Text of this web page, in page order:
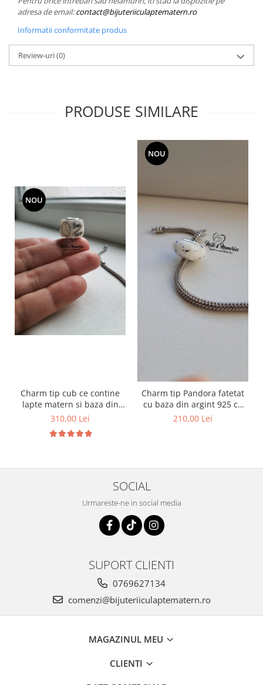
adresa de email:contact@bijuteriiculaptematern.ro
Informatii conformitate produs
Review-uri(0)
PRODUSE SIMILARE
NOU
Charm tip cub ce contine
lapte matern si baza din
argint 925
310,00 Lei
NOU
Charm tip Pandora fatetat
cu baza din argint 925 cu
lapte matern si foita
210,00 Lei
SOCIAL
Urmareste-ne in social media
SUPORT CLIENTI
0769627134
comenzi@bijuteriiculaptematern.ro
MAGAZINUL MEU
CLIENTI